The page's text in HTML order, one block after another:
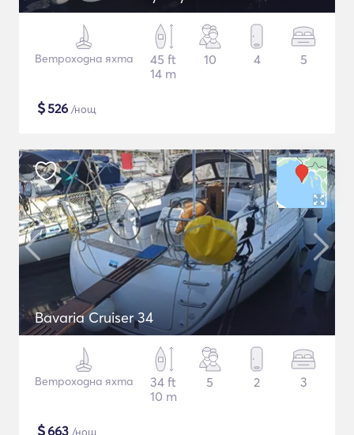
Ветроходна яхта
45 ft
14 m
10 4 5
$526 /нощ
Bavaria Cruiser 34
Ветроходна яхта
34 ft
10 m
5 2 3
$663 /нощ